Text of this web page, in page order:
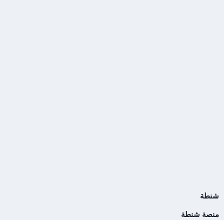
شنطة
منصة شنطة